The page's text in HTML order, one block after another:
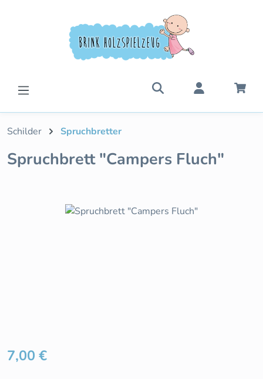
Schilder Spruchbretter
Spruchbrett "Campers Fluch"
Bildergalerie überspringen
Regulärer Preis:
7,00 €